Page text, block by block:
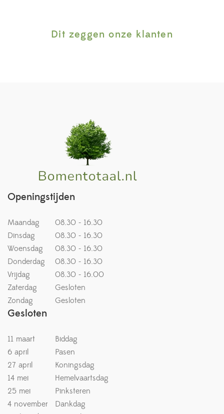
Dit zeggen onze klanten
Openingstijden
Maandag
08.30 - 16.30
Dinsdag
08.30 - 16.30
Woensdag
08.30 - 16.30
Donderdag
08.30 - 16.30
Vrijdag
08.30 - 16.00
Zaterdag
Gesloten
Zondag
Gesloten
Gesloten
11 maart
Biddag
6 april
Pasen
27 april
Koningsdag
14 mei
Hemelvaartsdag
25 mei
Pinksteren
4 november
Dankdag